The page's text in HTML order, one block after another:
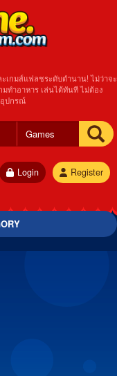
ะเกมส์แฟลชระดับตำนาน! ไม่ว่าจะ
มทำอาหาร เล่นได้ทันที ไม่ต้อง
ปกรณ์
Register
Login